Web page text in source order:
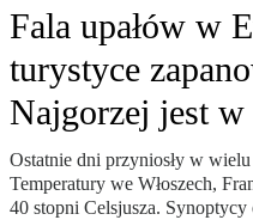
Fala upałów w
turystyce
Najgorzej jest
Ostatnie dni przyniosły w
Temperatury we Włoszech,
40 stopni Celsjusza. Synoptycy